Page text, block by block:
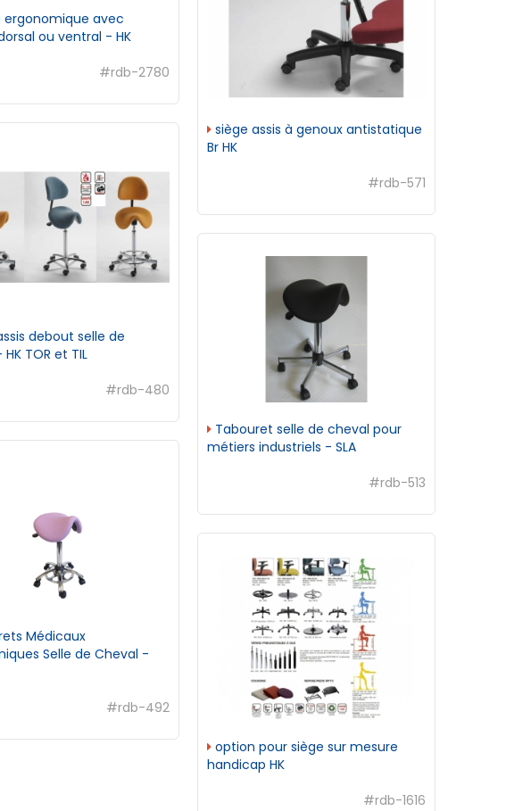
ergonomique avec
ou ventral - HK
#rdb-2780
siège assis à genoux antistatique
Br HK
#rdb-571
debout selle de
TOR et TIL
#rdb-480
Tabouret selle de cheval pour
métiers industriels - SLA
#rdb-513
Médicaux
Selle de Cheval -
#rdb-492
option pour siège sur mesure
handicap HK
#rdb-1616